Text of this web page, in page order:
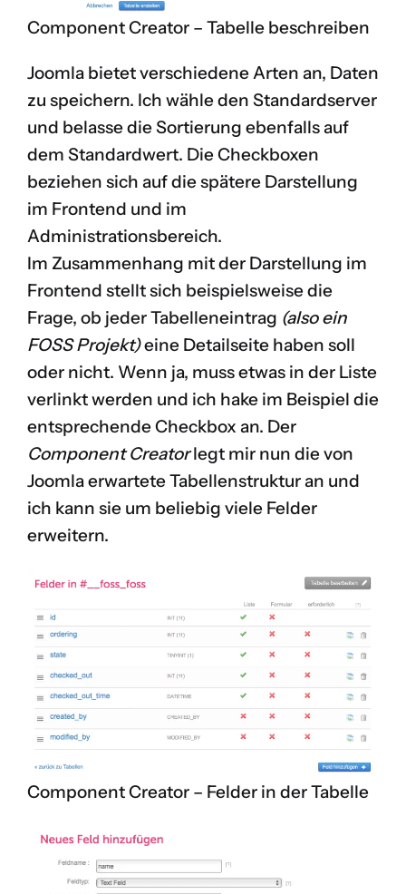
Component Creator – Tabelle beschreiben
Joomla bietet verschiedene Arten an, Daten
zu speichern. Ich wähle den Standardserver
und belasse die Sortierung ebenfalls auf
dem Standardwert. Die Checkboxen
beziehen sich auf die spätere Darstellung
im Frontend und im
Administrationsbereich.
Im Zusammenhang mit der Darstellung im
Frontend stellt sich beispielsweise die
Frage, ob jeder Tabelleneintrag (also ein
FOSS Projekt)eine Detailseite haben soll
oder nicht. Wenn ja, muss etwas in der Liste
verlinkt werden und ich hake im Beispiel die
entsprechende Checkbox an. Der
Component Creatorlegt mir nun die von
Joomla erwartete Tabellenstruktur an und
ich kann sie um beliebig viele Felder
erweitern.
Component Creator – Felder in der Tabelle